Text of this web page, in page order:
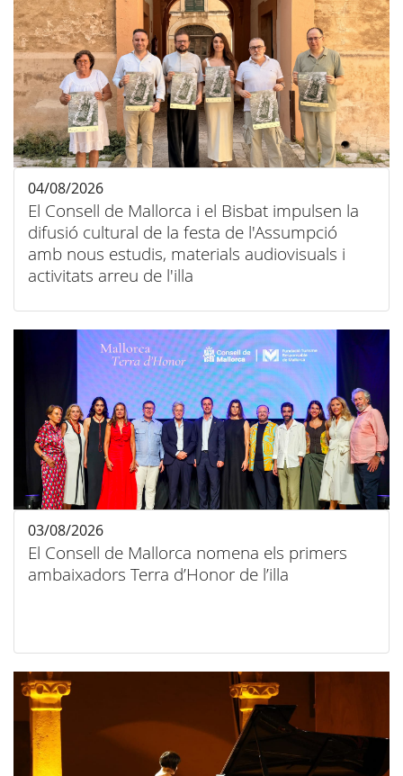
El Consell de Mallorca i el Bisbat impulsen la
difusió cultural de la festa de l'Assumpció
amb nous estudis, materials audiovisuals i
activitats arreu de l'illa
04/08/2026
El Consell de Mallorca nomena els primers
ambaixadors Terra d’Honor de l’illa
03/08/2026